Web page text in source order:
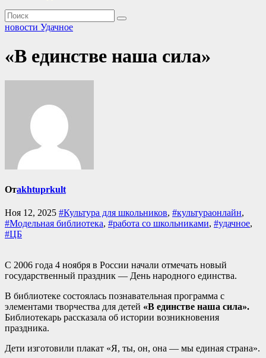
новости Удачное
«В единстве наша сила»
Отakhtuprkult
Ноя 12, 2025 #Культура для школьников, #культураонлайн,
#Модельная библиотека, #работа со школьниками, #удачное,
#ЦБ
С 2006 года 4 ноября в России начали отмечать новый
государственный праздник — День народного единства.
В библиотеке состоялась познавательная программа с
элементами творчества для детей «В единстве наша сила».
Библиотекарь рассказала об истории возникновения
праздника.
Дети изготовили плакат «Я, ты, он, она — мы единая страна».